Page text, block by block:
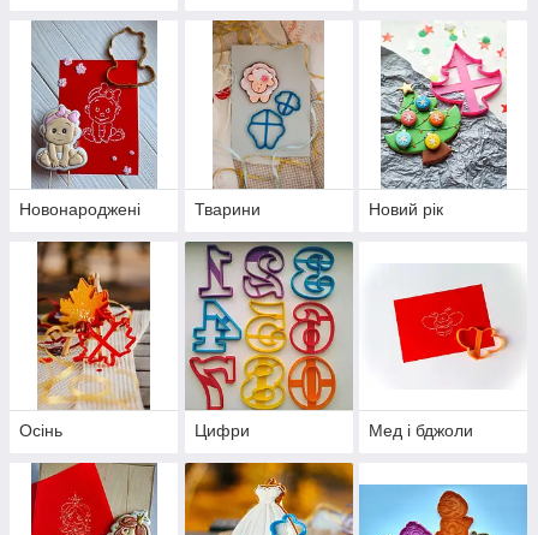
Новонароджені Тварини Новий рік
Осінь Цифри Мед і бджоли